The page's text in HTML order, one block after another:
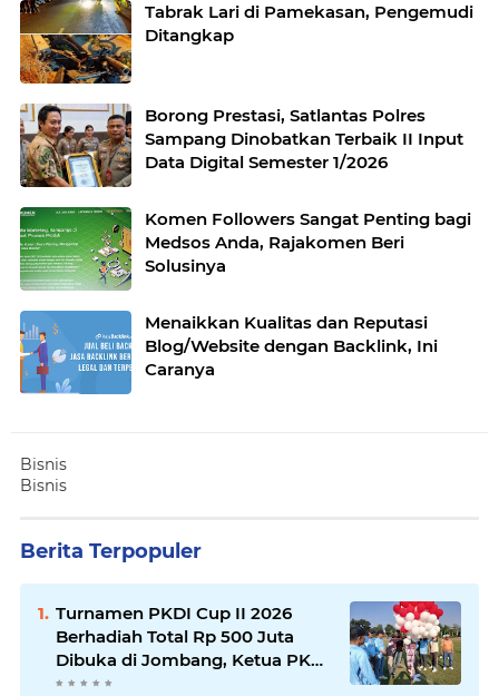
Tabrak Lari di Pamekasan, Pengemudi
Ditangkap
Borong Prestasi, Satlantas Polres
Sampang Dinobatkan Terbaik II Input
Data Digital Semester 1/2026
Komen Followers Sangat Penting bagi
Medsos Anda, Rajakomen Beri
Solusinya
Menaikkan Kualitas dan Reputasi
Blog/Website dengan Backlink, Ini
Caranya
Bisnis
Bisnis
Berita Terpopuler
Turnamen PKDI Cup II 2026
Berhadiah Total Rp 500 Juta
Dibuka di Jombang, Ketua PKDI
Jatim Syaifullah Mahdi: Ajang